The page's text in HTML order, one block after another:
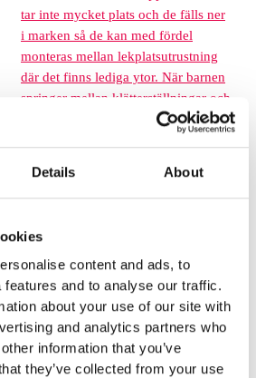
Details About
content and ads, to
features and to analyse our traffic.
about your use of our site with
and analytics partners who
information that you’ve
they’ve collected from your use
tar inte mycket plats och de fälls ner
i marken så de kan med fördel
monteras mellan lekplatsutrustning
där det finns lediga ytor. När barnen
springer mellan klätterställningar och
mm - för fallhöjd till och med
1 meter
Euroflex fallskyddsmatta 50
mm - för fallhöjd 1,5 meter
Euroflex fallskyddsmatta 60
mm – för fallhöjd 1,7 meter
Euroflex fallskyddsmatta 70
mm - för fallhöjd 2,1 meter